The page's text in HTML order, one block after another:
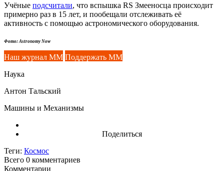
Учёные подсчитали, что вспышка RS Змееносца происходит
примерно раз в 15 лет, и пообещали отслеживать её
активность с помощью астрономического оборудования.
Фото: Astronomy Now
Наш журнал ММ Поддержать ММ
Наука
Антон Тальский
Машины и Механизмы
Поделиться
Теги: Космос
Всего 0 комментариев
Комментарии